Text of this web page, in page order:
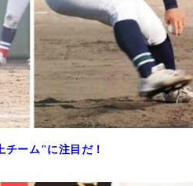
チーム"に注目だ！